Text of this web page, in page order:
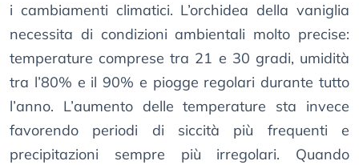
i cambiamenti climatici. L’orchidea della vaniglia
necessita di condizioni ambientali molto precise:
temperature comprese tra 21 e 30 gradi, umidità
tra l’80% e il 90% e piogge regolari durante tutto
l’anno. L’aumento delle temperature sta invece
favorendo periodi di siccità più frequenti e
precipitazioni sempre più irregolari. Quando